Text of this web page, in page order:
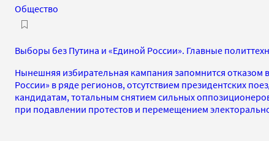
Общество
Выборы без Путина и «Единой России». Главные
Нынешняя избирательная кампания запомнится отказом
России» в ряде регионов, отсутствием президентских
кандидатам, тотальным снятием сильных
при подавлении протестов и перемещением